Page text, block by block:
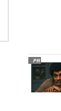
PR